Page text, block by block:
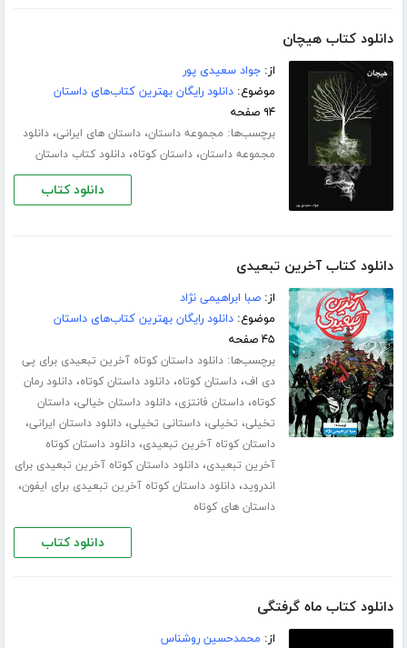
دانلود کتاب هیچان
از:جواد سعیدی پور
موضوع:دانلود رایگان بهترین کتاب‌های داستان
۹۴ صفحه
برچسب‌ها: مجموعه داستان،داستان های ایرانی،دانلود
مجموعه داستان،داستان کوتاه،دانلود کتاب داستان
دانلود کتاب
دانلود کتاب آخرین تبعیدی
از:صبا ابراهیمی نژاد
موضوع:دانلود رایگان بهترین کتاب‌های داستان
۴۵ صفحه
برچسب‌ها:دانلود داستان کوتاه آخرین تبعیدی برای پی
دی اف،داستان کوتاه،دانلود داستان کوتاه،دانلود رمان
کوتاه،داستان فانتزی،دانلود داستان خیالی،داستان
تخیلی، تخیلی،داستانی تخیلی،دانلود داستان ایرانی،
داستان کوتاه آخرین تبعیدی،دانلود داستان کوتاه
آخرین تبعیدی،دانلود داستان کوتاه آخرین تبعیدی برای
اندروید،دانلود داستان کوتاه آخرین تبعیدی برای ایفون،
داستان های کوتاه
دانلود کتاب
دانلود کتاب ماه گرفتگی
از: محمدحسین روشناس